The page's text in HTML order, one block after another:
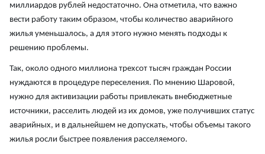
миллиардов рублей недостаточно. Она отметила, что важно
вести работу таким образом, чтобы количество аварийного
жилья уменьшалось, а для этого нужно менять подходы к
решению проблемы.
Так, около одного миллиона трехсот тысяч граждан России
нуждаются в процедуре переселения. По мнению Шаровой,
нужно для активизации работы привлекать внебюджетные
источники, расселить людей из их домов, уже получивших статус
аварийных, и в дальнейшем не допускать, чтобы объемы такого
жилья росли быстрее появления расселяемого.